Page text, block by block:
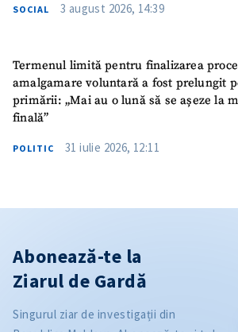
SOCIAL 3 august 2026, 14:39
Termenul limită pentru finalizarea
amalgamare voluntară a fost prelungit
primării: „Mai au o lună să se așeze la
finală”
POLITIC 31 iulie 2026, 12:11
Abonează-te la
Ziarul de Gardă
Singurul ziar de investigații din